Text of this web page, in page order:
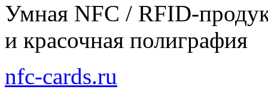
Умная NFC / RFID-
и красочная полиграфия
nfc-cards.ru